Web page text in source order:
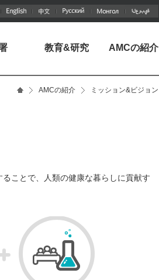
教育&研究 AMCの紹介
AMCの紹介 ミッション&ビジョン
ことで、人類の健康な暮らしに貢献す